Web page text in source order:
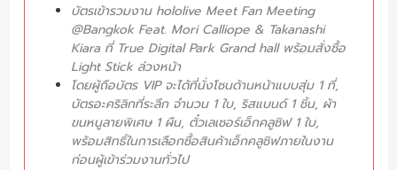
บัตรเข้ารวมงาน hololive Meet Fan Meeting
@Bangkok Feat. Mori Calliope & Takanashi
Kiara ที่ True Digital Park Grand hall พร้อมสั่งซื้อ
Light Stick ล่วงหน้า
โดยผู้ถือบัตร VIP จะได้ที่นั่งโซนด้านหน้าแบบสุ่ม 1 ที่,
บัตรอะคริลิกที่ระลึก จำนวน 1 ใบ, ริสแบนด์ 1 ชิ้น, ผ้า
ขนหนูลายพิเศษ 1 ผืน, ตั๋วเลเซอร์เอ็กคลูซิฟ 1 ใบ,
พร้อมสิทธิ์ในการเลือกซื้อสินค้าเอ็กคลูซิฟภายในงาน
ก่อนผู้เข้าร่วมงานทั่วไป